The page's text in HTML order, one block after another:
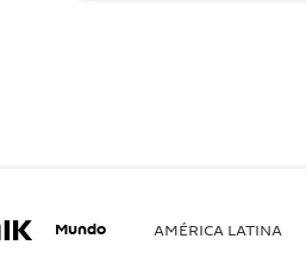
Mundo AMÉRICA LATINA